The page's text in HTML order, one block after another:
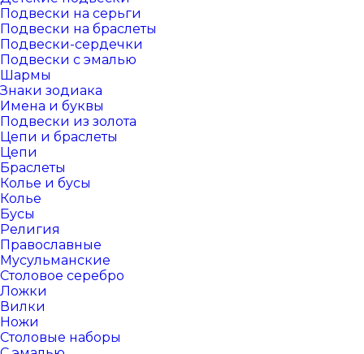
Подвески на серьги
Подвески на браслеты
Подвески-сердечки
Подвески с эмалью
Шармы
Знаки зодиака
Имена и буквы
Подвески из золота
Цепи и браслеты
Цепи
Браслеты
Колье и бусы
Колье
Бусы
Религия
Православные
Мусульманские
Столовое серебро
Ложки
Вилки
Ножи
Столовые наборы